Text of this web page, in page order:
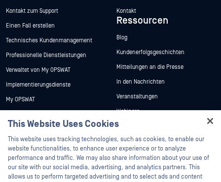
Kontakt zum Support
Einen Fall erstellen
Technisches Kundenmanagement
Professionelle Dienstleistungen
Verwaltet von My OPSWAT
Implementierungsdienste
My OPSWAT
Ausbildung
Programm zur Behebung von
Sicherheitslücken
Partner
Zertifizierung
Kontakt
Ressourcen
Blog
Kundenerfolgsgeschichten
Mitteilungen an die Presse
In den Nachrichten
Veranstaltungen
Webinare
Datenblätter
Weiße Papiere
Kostenlose Tools
This Website Uses Cookies
This website uses tracking technologies, such as cookies, to enable our
website functionalities, to enhance user experience or to analyze
performance and traffic. We may also share information about your use of
our site with our social media, advertising, and analytics partners. This
allows us to perform targeted advertising and to select ads and content
Hey there!
I'm Ozzy, your OPSWAT virtual assistant.
How can I help you secure what's critical
today?